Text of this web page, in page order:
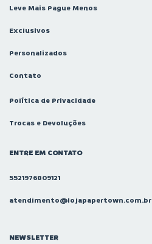
Leve Mais Pague Menos
Exclusivos
Personalizados
Contato
Política de Privacidade
Trocas e Devoluções
ENTRE EM CONTATO
5521976809121
atendimento@lojapapertown.com.br
NEWSLETTER